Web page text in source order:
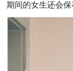
期间的女生还会保